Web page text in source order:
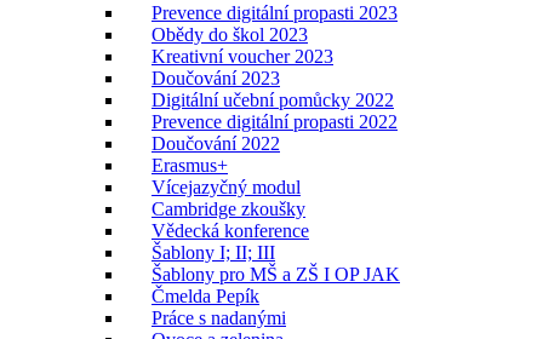
Prevence digitální propasti 2023
Obědy do škol 2023
Kreativní voucher 2023
Doučování 2023
Digitální učební pomůcky 2022
Prevence digitální propasti 2022
Doučování 2022
Erasmus+
Vícejazyčný modul
Cambridge zkoušky
Vědecká konference
Šablony I; II; III
Šablony pro MŠ a ZŠ I OP JAK
Čmelda Pepík
Práce s nadanými